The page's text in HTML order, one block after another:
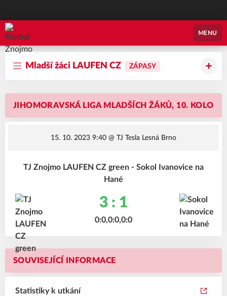
Florbal Znojmo
MENU
Mladší žáci LAUFEN CZ ZÁPASY
JIHOMORAVSKÁ LIGA MLADŠÍCH ŽÁKŮ, 10. KOLO
15. 10. 2023 9:40 @ TJ Tesla Lesná Brno
TJ Znojmo LAUFEN CZ green - Sokol Ivanovice na
Hané
3 : 1
0:0,0:0,0:0
SOUVISEJÍCÍ INFORMACE
Statistiky k utkání